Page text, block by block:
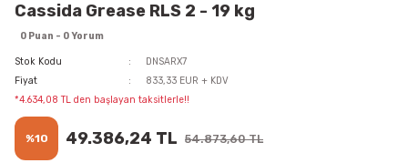
Cassida Grease RLS 2 - 19 kg
0 Puan - 0 Yorum
Stok Kodu
DNSARX7
Fiyat
833,33 EUR + KDV
*4.634,08 TL den başlayan taksitlerle!!
%10 49.386,24 TL 54.873,60 TL